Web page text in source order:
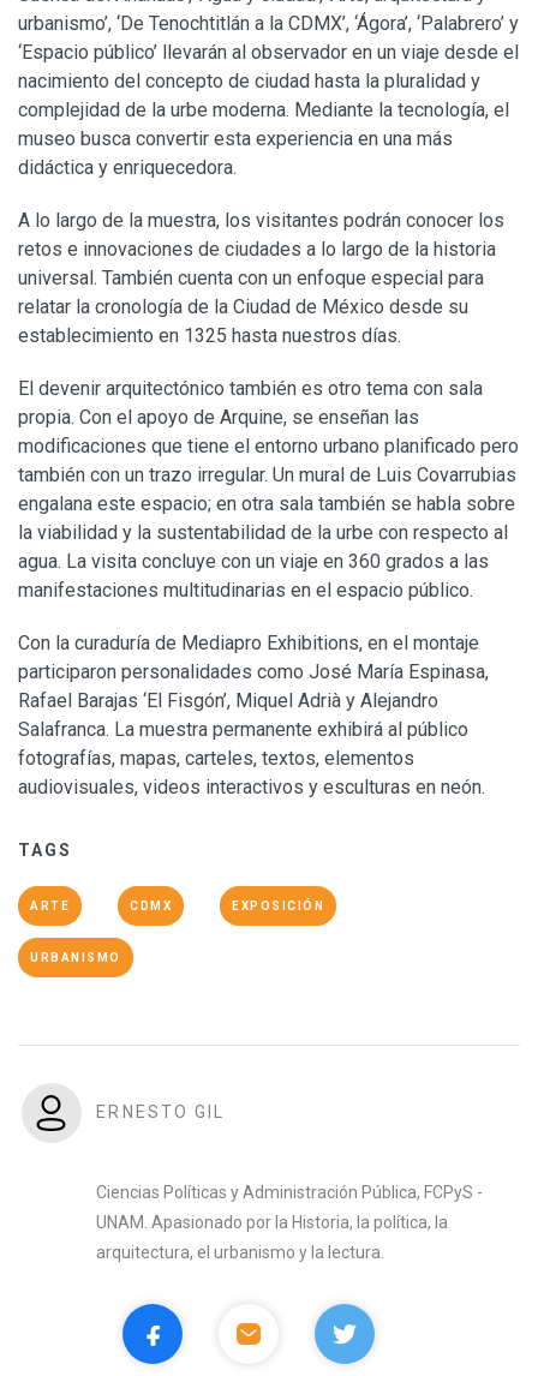
urbanismo’, ‘De Tenochtitlán a la CDMX’, ‘Ágora’, ‘Palabrero’ y
‘Espacio público’ llevarán al observador en un viaje desde el
nacimiento del concepto de ciudad hasta la pluralidad y
complejidad de la urbe moderna. Mediante la tecnología, el
museo busca convertir esta experiencia en una más
didáctica y enriquecedora.
A lo largo de la muestra, los visitantes podrán conocer los
retos e innovaciones de ciudades a lo largo de la historia
universal. También cuenta con un enfoque especial para
relatar la cronología de la Ciudad de México desde su
establecimiento en 1325 hasta nuestros días.
El devenir arquitectónico también es otro tema con sala
propia. Con el apoyo de Arquine, se enseñan las
modificaciones que tiene el entorno urbano planificado pero
también con un trazo irregular. Un mural de Luis Covarrubias
engalana este espacio; en otra sala también se habla sobre
la viabilidad y la sustentabilidad de la urbe con respecto al
agua. La visita concluye con un viaje en 360 grados a las
manifestaciones multitudinarias en el espacio público.
Con la curaduría de Mediapro Exhibitions, en el montaje
participaron personalidades como José María Espinasa,
Rafael Barajas ‘El Fisgón’, Miquel Adrià y Alejandro
Salafranca. La muestra permanente exhibirá al público
fotografías, mapas, carteles, textos, elementos
audiovisuales, videos interactivos y esculturas en neón.
TAGS
ARTE CDMX EXPOSICIÓN
URBANISMO
ERNESTO GIL
Ciencias Políticas y Administración Pública, FCPyS -
UNAM. Apasionado por la Historia, la política, la
arquitectura, el urbanismo y la lectura.